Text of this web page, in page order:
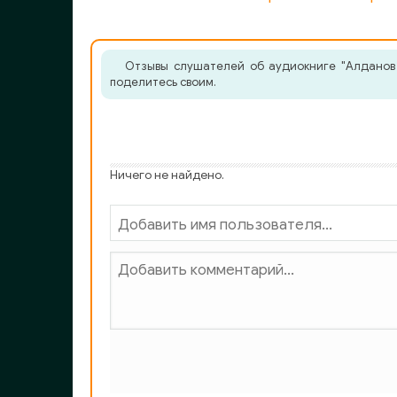
02_gl_05_Devyatoe_termidora
02_gl_06_Devyatoe_termidora
02_gl_07_Devyatoe_termidora
02_gl_10_Devyatoe_termidora
02_gl_11_Devyatoe_termidora
Отзывы слушателей об аудиокниге
поделитесь своим.
Ничего не найдено.